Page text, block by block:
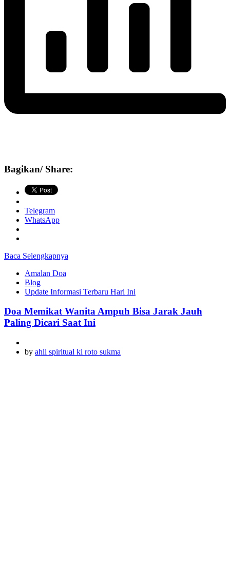
Bagikan/ Share:
Telegram
WhatsApp
Baca Selengkapnya
Amalan Doa
Blog
Update Informasi Terbaru Hari Ini
Doa Memikat Wanita Ampuh Bisa Jarak Jauh
Paling Dicari Saat Ini
by ahli spiritual ki roto sukma